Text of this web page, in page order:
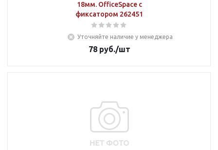
18мм. OfficeSpace с
фиксатором 262451
Уточняйте наличие у менеджера
78руб./шт